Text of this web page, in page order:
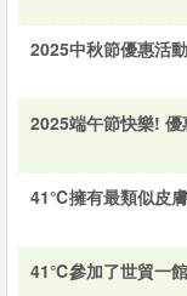
最
新
消
息
2025中秋節優惠活動
2025端午節快樂! 優
41℃擁有最類似皮
41℃參加了世貿一